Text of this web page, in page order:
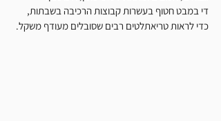
די במבט חטוף בעשרות קבוצות הרכיבה בשבתות,
כדי לראות טריאתלטים רבים שסובלים מעודף משקל.